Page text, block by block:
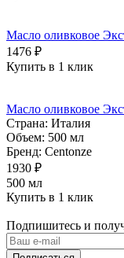
Масло оливковое
1476 ₽
Купить в 1 клик
Масло оливковое
Страна: Италия
Объем: 500 мл
Бренд: Centonze
1930 ₽
500 мл
Купить в 1 клик
Подпишитесь и